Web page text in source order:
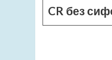
CR без